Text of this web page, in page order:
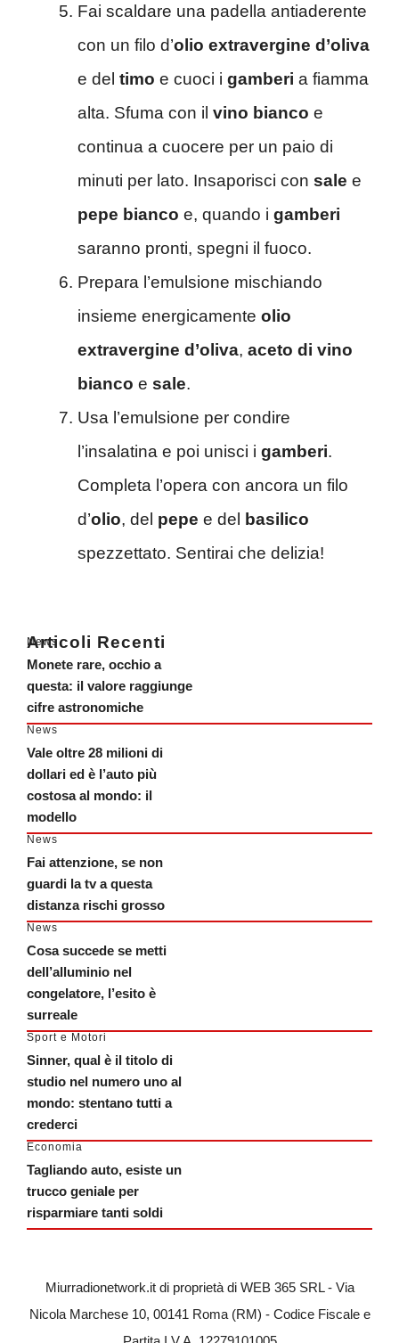
Fai scaldare una padella antiaderente
con un filo d’olio extravergine d’oliva
e del timo e cuoci i gamberi a fiamma
alta. Sfuma con il vino bianco e
continua a cuocere per un paio di
minuti per lato. Insaporisci con sale e
pepe bianco e, quando i gamberi
saranno pronti, spegni il fuoco.
Prepara l’emulsione mischiando
insieme energicamente olio
extravergine d’oliva, aceto di vino
bianco e sale.
Usa l’emulsione per condire
l’insalatina e poi unisci i gamberi.
Completa l’opera con ancora un filo
d’olio, del pepe e del basilico
spezzettato. Sentirai che delizia!
Articoli Recenti
News
Monete rare, occhio a
questa: il valore raggiunge
cifre astronomiche
News
Vale oltre 28 milioni di
dollari ed è l’auto più
costosa al mondo: il
modello
News
Fai attenzione, se non
guardi la tv a questa
distanza rischi grosso
News
Cosa succede se metti
dell’alluminio nel
congelatore, l’esito è
surreale
Sport e Motori
Sinner, qual è il titolo di
studio nel numero uno al
mondo: stentano tutti a
crederci
Economia
Tagliando auto, esiste un
trucco geniale per
risparmiare tanti soldi
Miurradionetwork.it di proprietà di WEB 365 SRL - Via
Nicola Marchese 10, 00141 Roma (RM) - Codice Fiscale e